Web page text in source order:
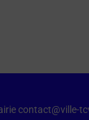
contact@ville-